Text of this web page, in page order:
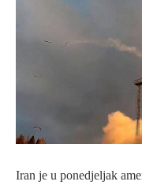
Iran je u ponedjeljak